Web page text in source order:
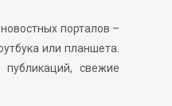
порталов –
или планшета.
свежие